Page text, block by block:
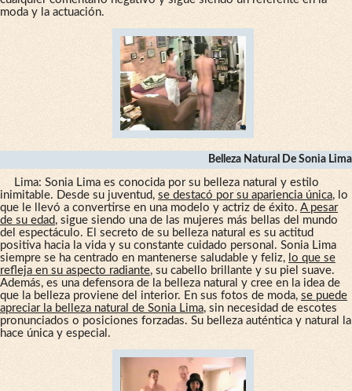
moda y la actuación.
Belleza Natural De Sonia Lima
Lima: Sonia Lima es conocida por su belleza natural y estilo
inimitable. Desde su juventud, se destacó por su apariencia única, lo
que le llevó a convertirse en una modelo y actriz de éxito. A pesar
de su edad , sigue siendo una de las mujeres más bellas del mundo
del espectáculo. El secreto de su belleza natural es su actitud
positiva hacia la vida y su constante cuidado personal. Sonia Lima
siempre se ha centrado en mantenerse saludable y feliz, lo que se
refleja en su aspecto radiante, su cabello brillante y su piel suave.
Además, es una defensora de la belleza natural y cree en la idea de
que la belleza proviene del interior. En sus fotos de moda, se puede
apreciar la belleza natural de Sonia Lima, sin necesidad de escotes
pronunciados o posiciones forzadas. Su belleza auténtica y natural la
hace única y especial.